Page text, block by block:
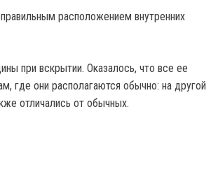
расположением внутренних
при вскрытии. Оказалось, что все ее
где они располагаются обычно: на другой
отличались от обычных.